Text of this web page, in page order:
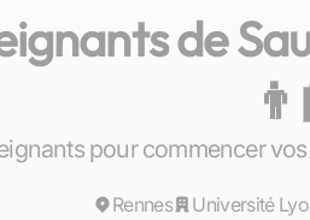
de
pour commencer
Répond rapidement
Rennes
Université